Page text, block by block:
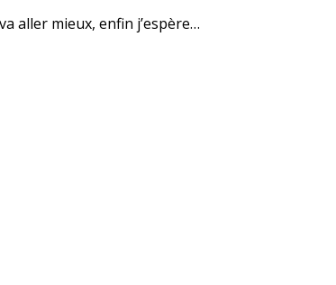
aller mieux, enfin j’espère…